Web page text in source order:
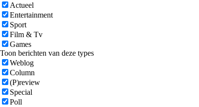
Actueel
Entertainment
Sport
Film & Tv
Games
Toon berichten van deze types
Weblog
Column
(P)review
Special
Poll